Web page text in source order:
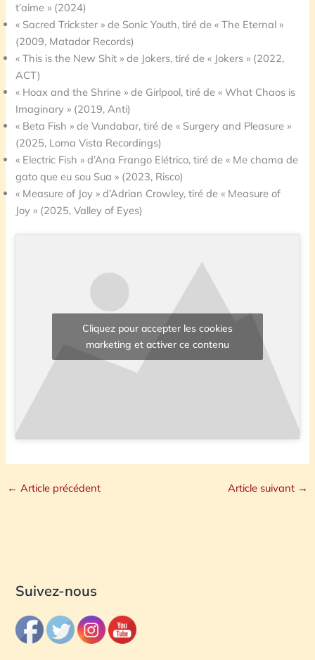
t’aime » (2024)
« Sacred Trickster » de Sonic Youth, tiré de « The Eternal »
(2009, Matador Records)
« This is the New Shit » de Jokers, tiré de « Jokers » (2022,
ACT)
« Hoax and the Shrine » de Girlpool, tiré de « What Chaos is
Imaginary » (2019, Anti)
« Beta Fish » de Vundabar, tiré de « Surgery and Pleasure »
(2025, Loma Vista Recordings)
« Electric Fish » d’Ana Frango Elétrico, tiré de « Me chama de
gato que eu sou Sua » (2023, Risco)
« Measure of Joy » d’Adrian Crowley, tiré de « Measure of
Joy » (2025, Valley of Eyes)
Cliquez pour accepter les cookies
marketing et activer ce contenu
← Article précédent Article suivant →
Suivez-nous